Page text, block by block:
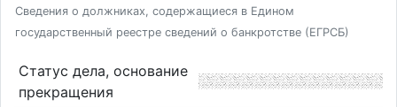
Сведения о должниках, содержащиеся в Едином
государственный реестре сведений о банкротстве (ЕГРСБ)
Статус дела, основание
прекращения